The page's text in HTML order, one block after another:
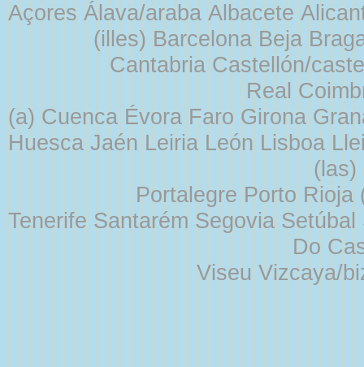
Açores Álava/araba Albacete
(illes) Barcelona Beja
Cantabria Castellón/
Real
(a) Cuenca Évora Faro Girona
Huesca Jaén Leiria León Lisboa
Portalegre Porto
Tenerife Santarém Segovia
Do
Viseu Vizcaya/